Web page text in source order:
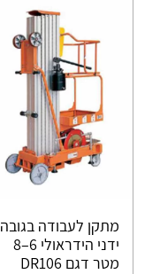
מתקן לעבודה בגובה
ידני הידראולי 6–8
מטר דגם DR106